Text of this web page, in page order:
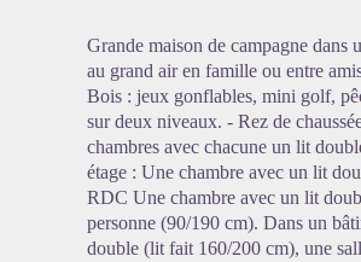
Grande maison de campagne dans
au grand air en famille ou entre
Bois : jeux gonflables, mini golf,
sur deux niveaux. - Rez de
chambres avec chacune un lit
étage : Une chambre avec un lit
RDC Une chambre avec un lit
personne (90/190 cm). Dans un
double (lit fait 160/200 cm), une